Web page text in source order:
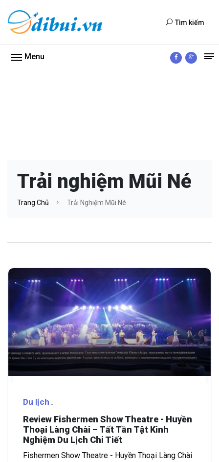
Tìm kiếm
Menu
Trải nghiệm Mũi Né
Trang Chủ Trải Nghiệm Mũi Né
Du lịch
Review Fishermen Show Theatre - Huyền
Thoại Làng Chài – Tất Tần Tật Kinh
Nghiệm Du Lịch Chi Tiết
Fishermen Show Theatre - Huyền Thoại Làng Chài